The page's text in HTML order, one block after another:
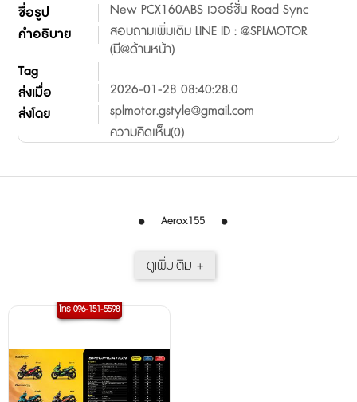
ชื่อรูป
New PCX160ABS เวอร์ชั่น Road Sync
คำอธิบาย
สอบถามเพิ่มเติม LINE ID : @SPLMOTOR
(มี@ด้านหน้า)
Tag
ส่งเมื่อ
2026-01-28 08:40:28.0
ส่งโดย
splmotor.gstyle@gmail.com
ความคิดเห็น(0)
Aerox155
โทร 096-151-5598